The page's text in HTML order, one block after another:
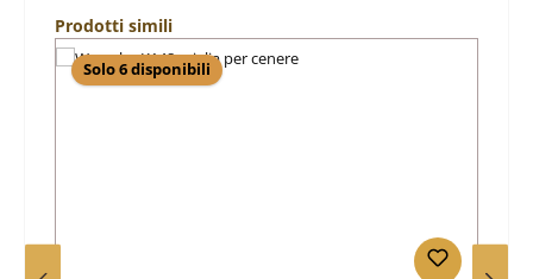
Salta la galleria dei prodotti
Prodotti simili
Solo 6 disponibili